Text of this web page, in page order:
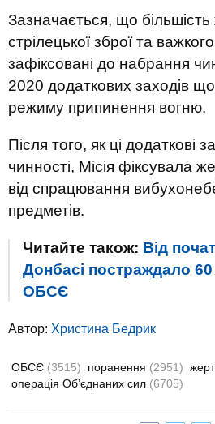
Зазначається, що більшість
стрілецької зброї та
зафіксовані до набрання
2020 додаткових заходів
режиму припинення вогню.
Після того, як ці додаткові
чинності, Місія фіксувала
від спрацювання
предметів.
Читайте також: Від
Донбасі постраждало
ОБСЄ
Автор: Христина Бедрик
ОБСЄ (3515) поранення (2951)
операція Об’єднаних сил (6705)